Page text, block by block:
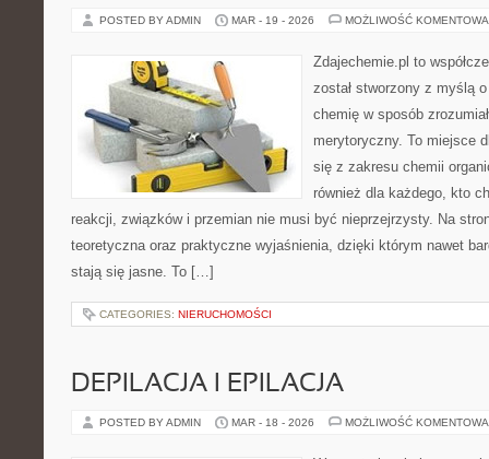
POSTED BY ADMIN MAR - 19 - 2026 MOŻLIWOŚĆ
Zdajechemie.pl to
został stworzony z myślą
chemię w sposób
merytoryczny. To miejsce
się z zakresu chemii
również dla każdego, kto
reakcji, związków i przemian nie musi być nieprzejrzysty. Na
teoretyczna oraz praktyczne wyjaśnienia, dzięki którym nawet
stają się jasne. To […]
CATEGORIES: NIERUCHOMOŚCI
DEPILACJA I EPILACJA
POSTED BY ADMIN MAR - 18 - 2026 MOŻLIWOŚĆ